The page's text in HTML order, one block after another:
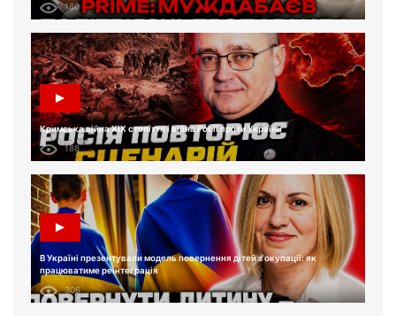
180
Кримська війна XIX століття і війна Росії проти України
188
В Україні презентували модель повернення дітей з окупації: як
працюватиме реінтеграція
306